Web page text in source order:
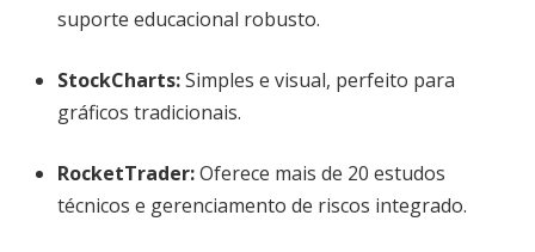
suporte educacional robusto.
StockCharts:Simples e visual, perfeito para
gráficos tradicionais.
RocketTrader:Oferece mais de 20 estudos
técnicos e gerenciamento de riscos integrado.